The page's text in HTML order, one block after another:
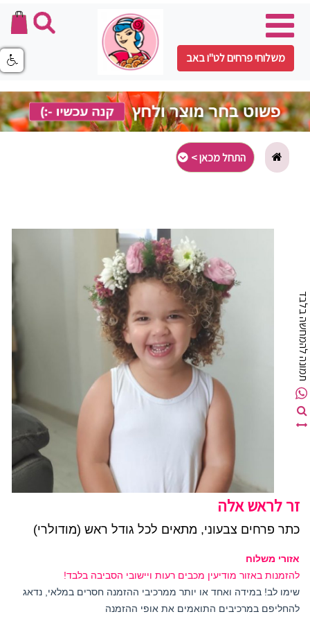
משלוחי פרחים לט"ו באב
התחל מכאן >
תמונה להמחשה בלבד
זר לראש אלה
כתר פרחים צבעוני, מתאים לכל גודל ראש (מודולרי)
אזורי משלוח
להזמנות באזור מודיעין מכבים רעות ויישובי הסביבה בלבד!
שימו לב! במידה ואחד או יותר ממרכיבי ההזמנה חסרים במלאי, נדאג
להחליפם במרכיבים התואמים את אופי ההזמנה